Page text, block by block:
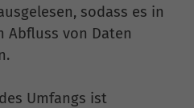
sodass es in
Abfluss von Daten
Umfangs ist